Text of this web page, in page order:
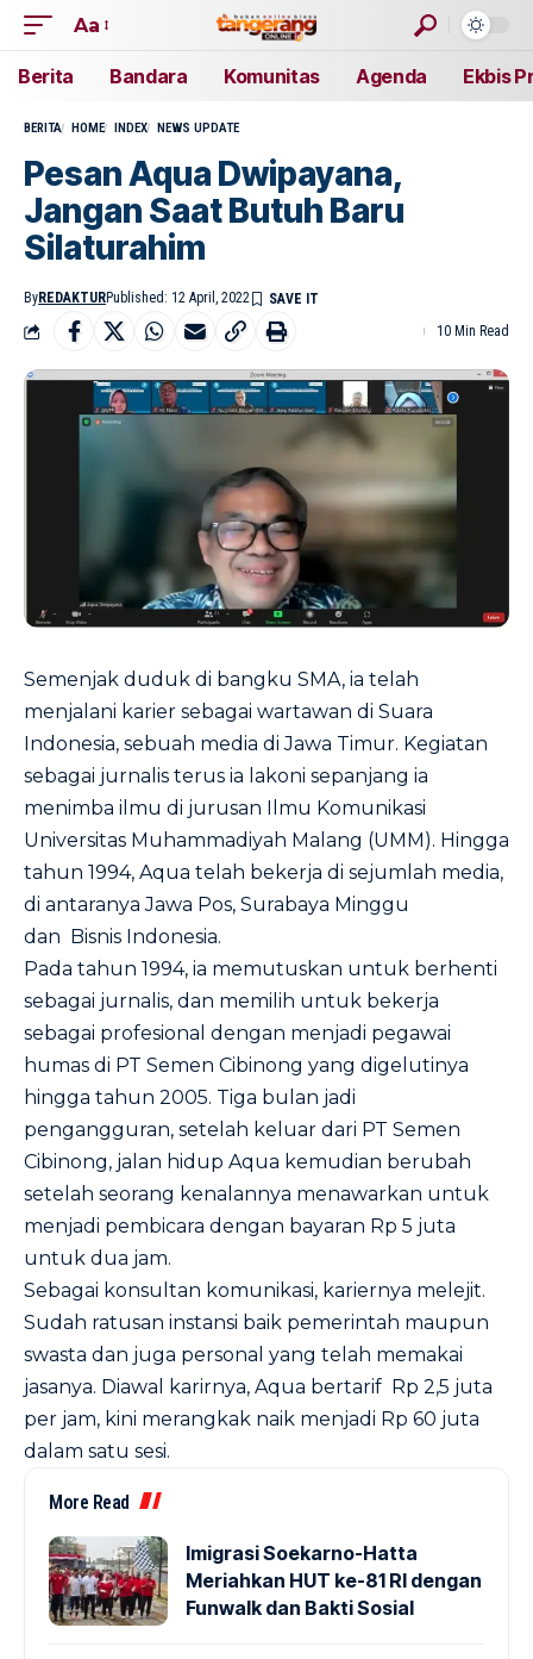
Aa
Berita Bandara Komunitas Agenda Ekbis
BERITA HOME INDEX NEWS UPDATE
Pesan Aqua Dwipayana,
Jangan Saat Butuh Baru
Silaturahim
ByREDAKTURPublished: 12 April, 2022
10 Min Read
Semenjak duduk di bangku SMA, ia telah
menjalani karier sebagai wartawan di Suara
Indonesia, sebuah media di Jawa Timur. Kegiatan
sebagai jurnalis terus ia lakoni sepanjang ia
menimba ilmu di jurusan Ilmu Komunikasi
Universitas Muhammadiyah Malang (UMM). Hingga
tahun 1994, Aqua telah bekerja di sejumlah media,
di antaranya Jawa Pos, Surabaya Minggu
dan Bisnis Indonesia.
Pada tahun 1994, ia memutuskan untuk berhenti
sebagai jurnalis, dan memilih untuk bekerja
sebagai profesional dengan menjadi pegawai
humas di PT Semen Cibinong yang digelutinya
hingga tahun 2005. Tiga bulan jadi
pengangguran, setelah keluar dari PT Semen
Cibinong, jalan hidup Aqua kemudian berubah
setelah seorang kenalannya menawarkan untuk
menjadi pembicara dengan bayaran Rp 5 juta
untuk dua jam.
Sebagai konsultan komunikasi, kariernya melejit.
Sudah ratusan instansi baik pemerintah maupun
swasta dan juga personal yang telah memakai
jasanya. Diawal karirnya, Aqua bertarif Rp 2,5 juta
per jam, kini merangkak naik menjadi Rp 60 juta
dalam satu sesi.
More Read
Imigrasi Soekarno-Hatta
Meriahkan HUT ke-81 RI dengan
Funwalk dan Bakti Sosial